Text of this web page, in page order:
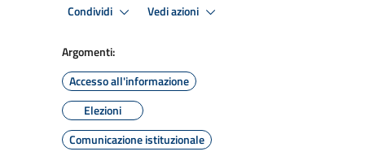
Condividi Vedi azioni
Argomenti:
Accesso all'informazione
Elezioni
Comunicazione istituzionale